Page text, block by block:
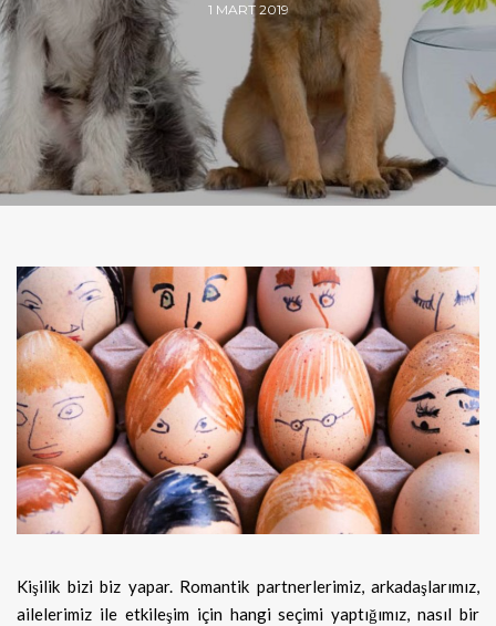
1 MART 2019
Kişilik bizi biz yapar. Romantik partnerlerimiz, arkadaşlarımız,
ailelerimiz ile etkileşim için hangi seçimi yaptığımız, nasıl bir